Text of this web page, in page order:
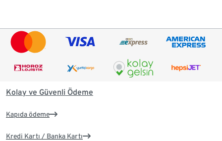
Kolay ve Güvenli Ödeme
Kapıda ödeme
Kredi Kartı / Banka Kartı